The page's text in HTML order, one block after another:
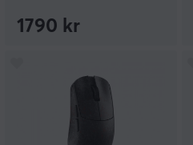
1790 kr